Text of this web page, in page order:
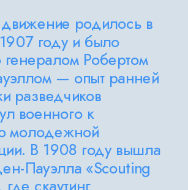
родилось в
году и было
генералом Робертом
— опыт ранней
разведчиков
военного к
молодежной
В 1908 году вышла
Пауэлла «Scouting